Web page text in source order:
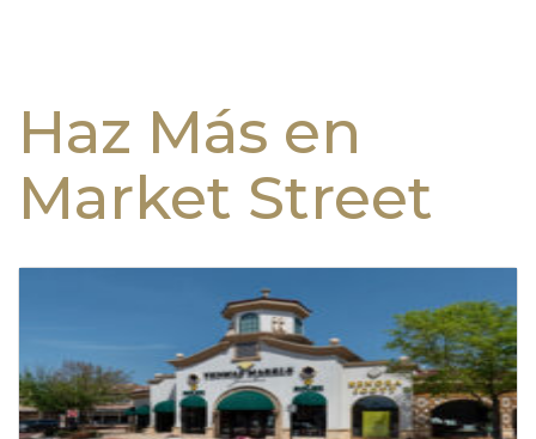
Haz Más en
Market Street